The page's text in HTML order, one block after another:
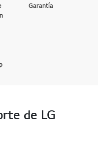
Garantía
de LG